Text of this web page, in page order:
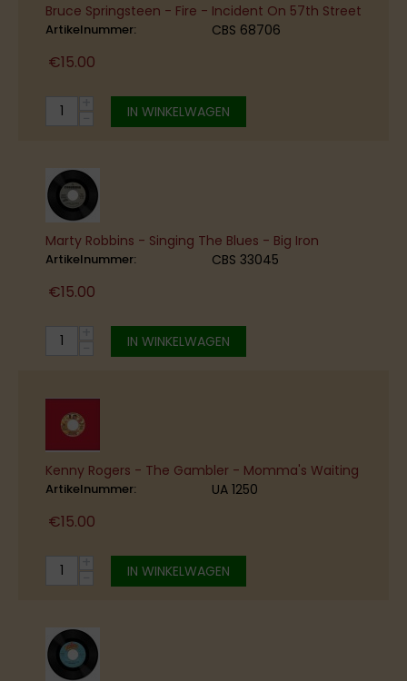
Bruce Springsteen - Fire - Incident On 57th Street
Artikelnummer: CBS 68706
€15.00
+
− IN WINKELWAGEN
Marty Robbins - Singing The Blues - Big Iron
Artikelnummer: CBS 33045
€15.00
IN WINKELWAGEN
Kenny Rogers - The Gambler - Momma's Waiting
Artikelnummer: UA 1250
€15.00
+
− IN WINKELWAGEN